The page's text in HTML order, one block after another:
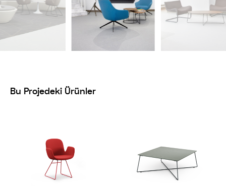
Bu Projedeki Ürünler